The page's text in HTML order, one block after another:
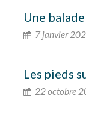
Une
7 janvier
Les pieds
22 octobre